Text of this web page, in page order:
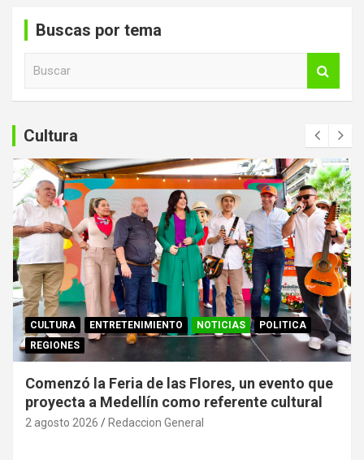
Buscas por tema
a
r
Cultura
CULTURA ENTRETENIMIENTO NOTICIAS
POLITICA
REGIONES
Comenzó la Feria de las Flores, un evento que
proyecta a Medellín como referente cultural
2 agosto 2026 Redaccion General